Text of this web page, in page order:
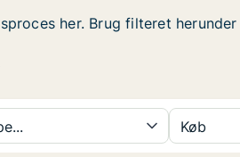
her. Brug filteret
Køb